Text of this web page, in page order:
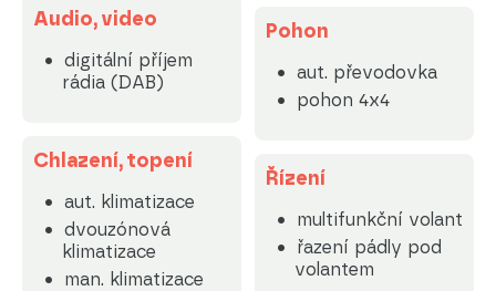
Audio, video
digitální příjem
rádia (DAB)
Chlazení, topení
aut. klimatizace
dvouzónová
klimatizace
man. klimatizace
Pohon
aut. převodovka
pohon 4x4
Řízení
multifunkční volant
řazení pádly pod
volantem